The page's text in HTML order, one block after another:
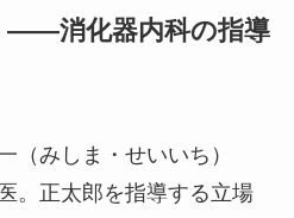
——消化器内科の指導
（みしま・せいいち）
。正太郎を指導する立場